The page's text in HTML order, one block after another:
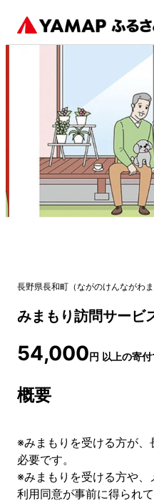
長野県長和町 （ながのけんながわ
みまもり訪問サービ
54,000円 以上の寄
概要
※みまもりを受ける方が
必要です。
※みまもりを受ける方や
利用同意が事前に得られ